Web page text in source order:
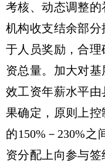
考核、动态调整
机构收支结余部
于人员奖励，合
资总量。加大对
效工资年薪水平
果确定，原则上
的150%－230%
资分配上向参与